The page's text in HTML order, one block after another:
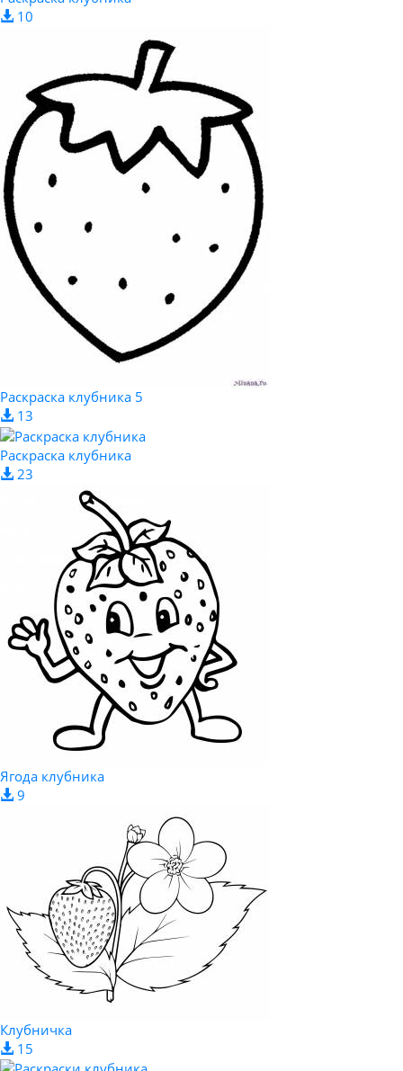
10
Раскраска клубника 5
13
Раскраска клубника
23
Ягода клубника
9
Клубничка
15